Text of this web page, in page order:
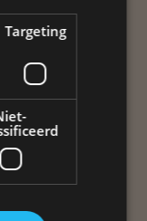
Targeting